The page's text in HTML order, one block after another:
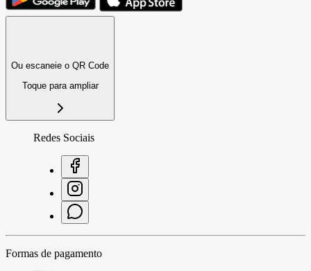
Ou escaneie o QR Code
Toque para ampliar
Redes Sociais
Formas de pagamento